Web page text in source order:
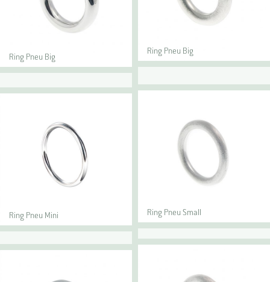
Ring Pneu Big
Ring Pneu Big
Ring Pneu Mini Ring Pneu Small